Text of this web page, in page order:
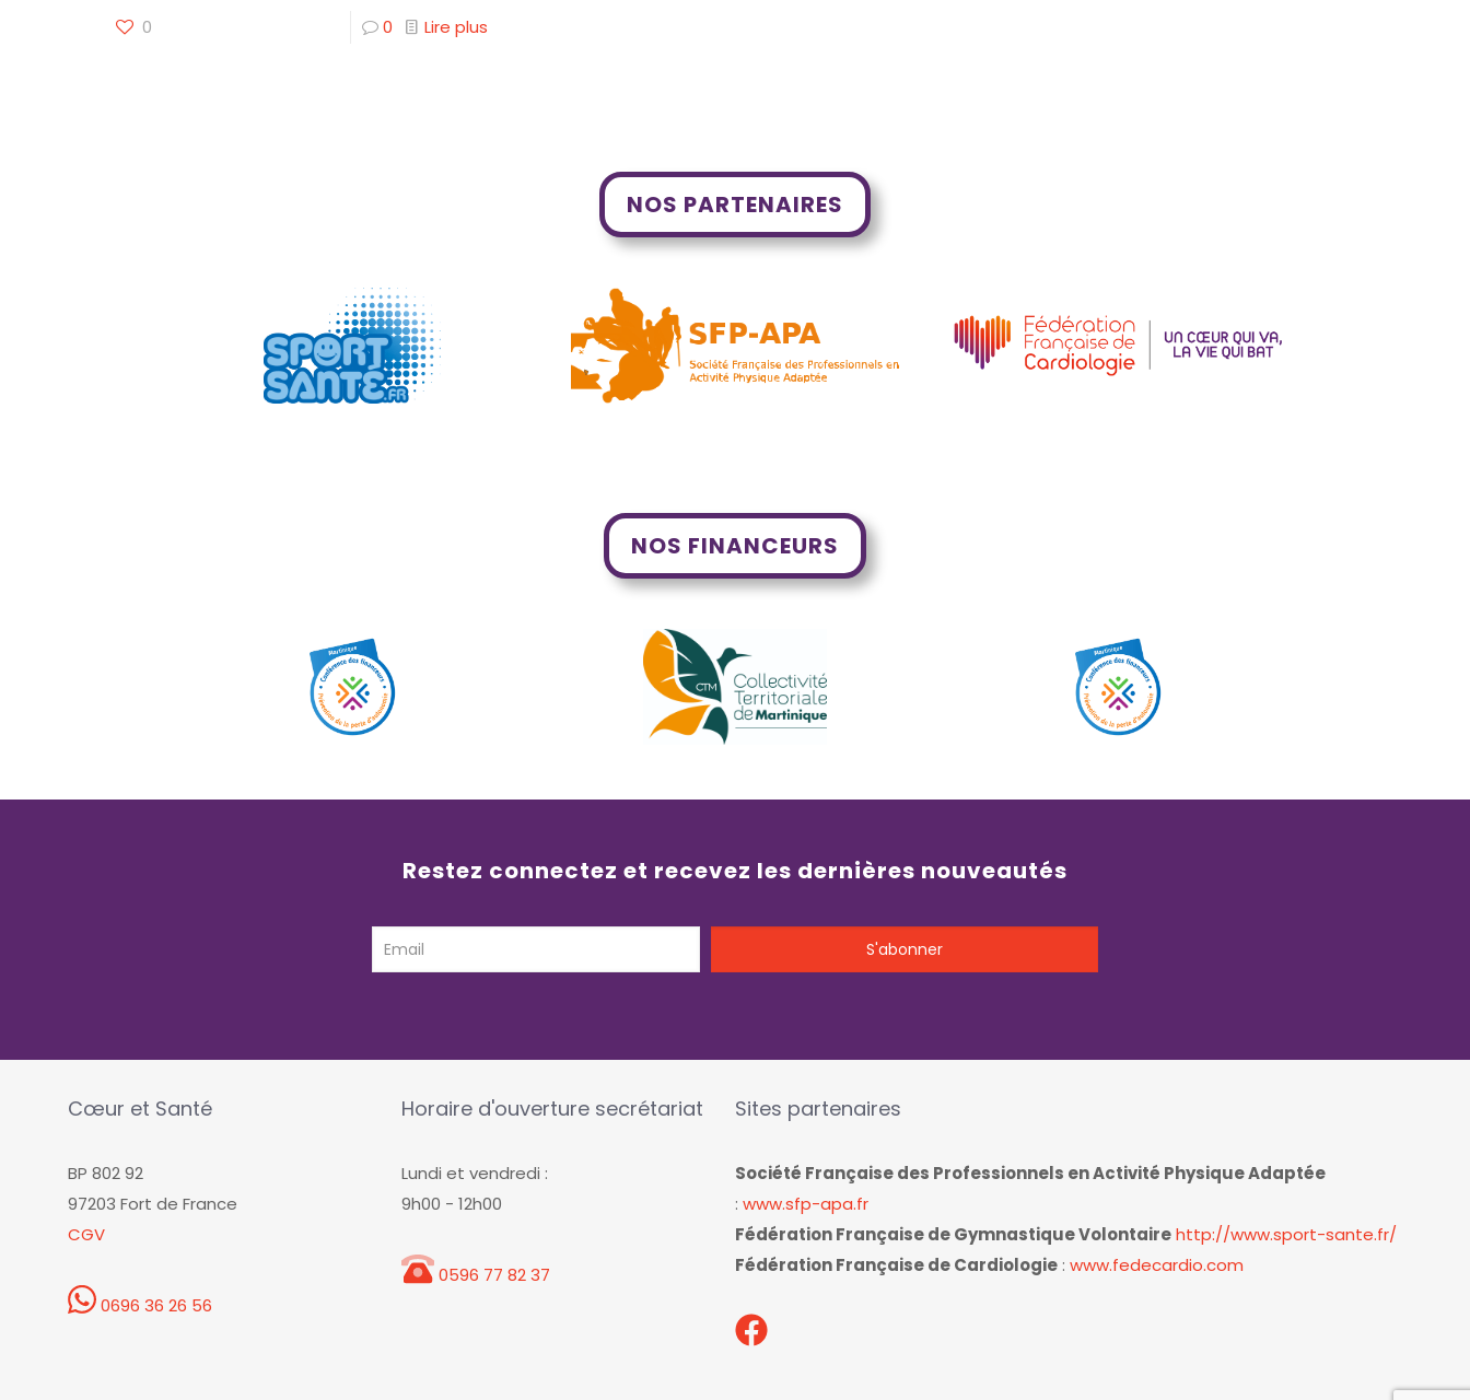
0 0 Lire plus
NOS PARTENAIRES
NOS FINANCEURS
Restez connectez et recevez les dernières nouveautés
Cœur et Santé
BP 802 92
97203 Fort de France
CGV
0696 36 26 56
Horaire d'ouverture secrétariat
Lundi et vendredi :
9h00 - 12h00
0596 77 82 37
Sites partenaires
Société Française des Professionnels en Activité Physique Adaptée
: www.sfp-apa.fr
Fédération Française de Gymnastique Volontairehttp://www.sport-sante.fr/
Fédération Française de Cardiologie : www.fedecardio.com